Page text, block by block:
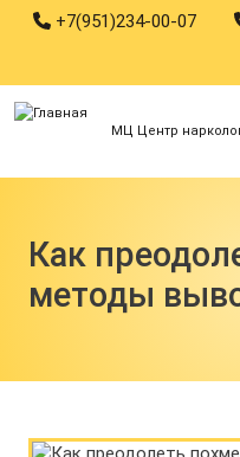
Перейти к основному
Phones
+7(951)234-00-07
МЦ Центр
Как
методы